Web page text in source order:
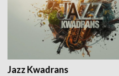
Jazz Kwadrans